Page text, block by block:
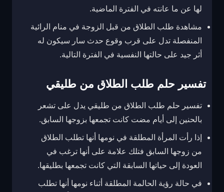
لها عن ما عانته في الفترة الماضية.
مشاهدة طلب الطلاق من قبل الزوجة في منام الرائية
المنفصلة تدل على قرب وقوع حدث سار سيكون له
أثر جيد على حالتها النفسية في الفترة التالية.
تفسير حلم طلب الطلاق من طليقي
تفسير حلم طلب الطلاق من طليقي يدل على تشعر
بالحنين إلى أيام مضت كانت تجمعها بزوجها السابق.
إذا رأت المرأة المطلقة في نومها أنها تطلب الطلاق
من زوجها السابق فتلك علامة على أنها ترغب في
العودة إلى حياتها السابقة التي كانت تجمعها بطليقها.
في حالة رؤية الحالمة المطلقة أثناء نومها أنها تطلب